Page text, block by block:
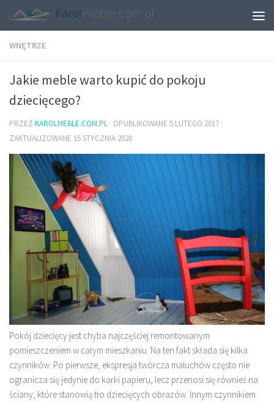
WNĘTRZE
Jakie meble warto kupić do pokoju
dziecięcego?
PRZEZ KAROLMEBLE.COM.PL · OPUBLIKOWANE 5 LUTEGO 2017 ·
ZAKTUALIZOWANE 15 STYCZNIA 2020
Pokój dziecięcy jest chyba najczęściej remontowanym
pomieszczeniem w całym mieszkaniu. Na ten fakt składa się kilka
czynników. Po pierwsze, ekspresja twórcza maluchów często nie
ogranicza się jedynie do karki papieru, lecz przenosi się również na
ściany, które stanowią tło dziecięcych obrazów. Innym czynnikiem